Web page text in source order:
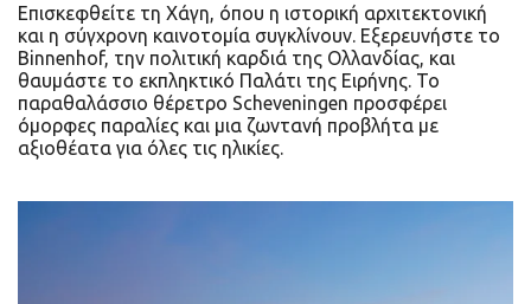
Επισκεφθείτε τη Χάγη, όπου η ιστορική αρχιτεκτονική
και η σύγχρονη καινοτομία συγκλίνουν. Εξερευνήστε το
Binnenhof, την πολιτική καρδιά της Ολλανδίας, και
θαυμάστε το εκπληκτικό Παλάτι της Ειρήνης. Το
παραθαλάσσιο θέρετρο Scheveningen προσφέρει
όμορφες παραλίες και μια ζωντανή προβλήτα με
αξιοθέατα για όλες τις ηλικίες.